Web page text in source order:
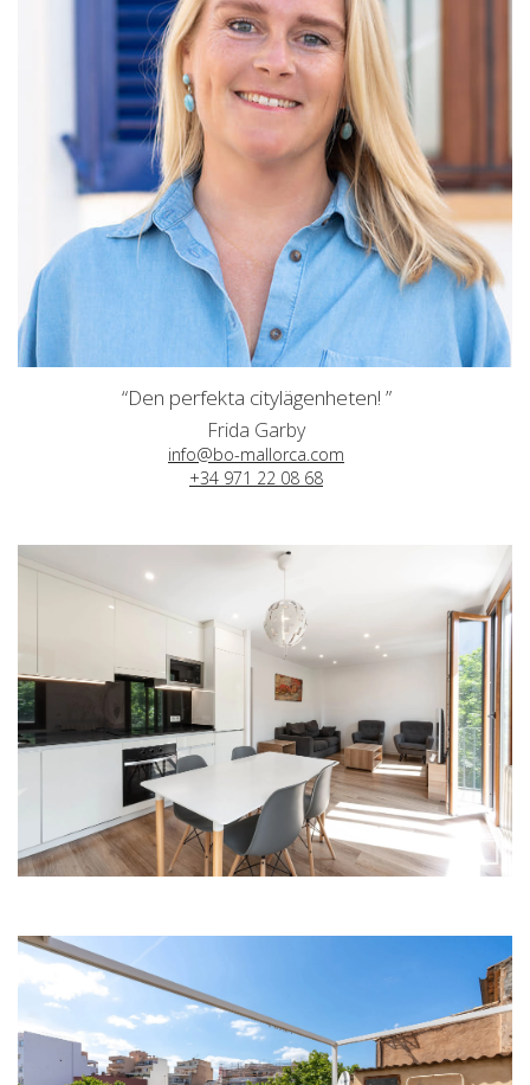
“Den perfekta citylägenheten! ”
Frida Garby
info@bo-mallorca.com
+34 971 22 08 68